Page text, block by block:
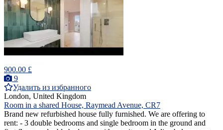
900.00 £
9
Удалить из избранного
London, United Kingdom
Room in a shared House, Raymead Avenue, CR7
Brand new refurbished house fully furnished. We are offering to
rent: - 3 double bedrooms and single bedroom in the ground and